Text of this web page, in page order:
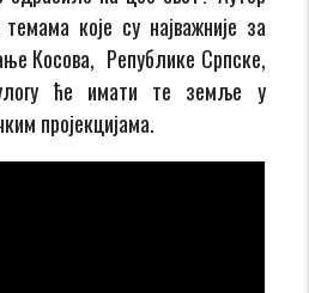
које су најважније за
Косова, Републике Српске,
ће имати те земље у
пројекцијама.